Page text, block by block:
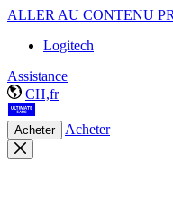
ALLER AU CONTENU
Logitech
Assistance
CH,fr
Acheter Acheter